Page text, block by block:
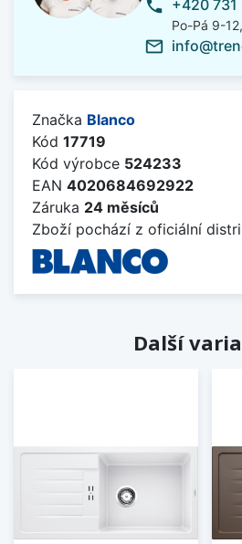
phone +420 731
Po-Pá 9-
mail_outline
Značka Blanco
Kód 17719
Kód výrobce 524233
EAN 4020684692922
Záruka 24 měsíců
Zboží pochází z oficiální
Další